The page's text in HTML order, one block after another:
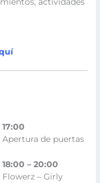
17:00
Apertura de puertas
18:00 – 20:00
Flowerz – Girly